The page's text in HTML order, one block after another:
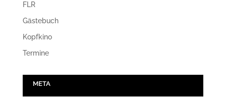
FLR
Gästebuch
Kopfkino
Termine
META